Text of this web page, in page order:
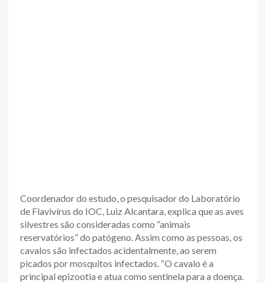
Coordenador do estudo, o pesquisador do Laboratório
de Flavivírus do IOC, Luiz Alcantara, explica que as aves
silvestres são consideradas como “animais
reservatórios” do patógeno. Assim como as pessoas, os
cavalos são infectados acidentalmente, ao serem
picados por mosquitos infectados. “O cavalo é a
principal epizootia e atua como sentinela para a doença.